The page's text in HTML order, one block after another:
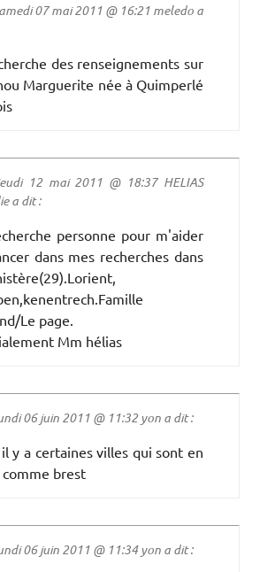
07 mai 2011 @ 16:21 meledo a
des renseignements sur
Marguerite née à Quimperlé
12 mai 2011 @ 18:37 HELIAS
a dit :
personne pour m'aider
dans mes recherches dans
Le page.
Mm hélias
06 juin 2011 @ 11:32 yon a dit :
y a certaines villes qui sont en
brest
06 juin 2011 @ 11:34 yon a dit :